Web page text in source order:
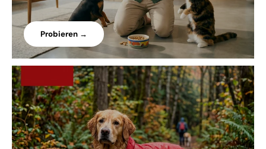
Probieren →